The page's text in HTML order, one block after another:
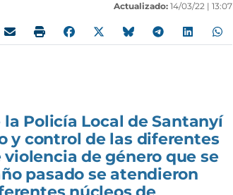
Actualizado: 14/03/22 | 13:07
Policía Local de Santanyí
y control de las diferentes
de género que se
pasado se atendieron